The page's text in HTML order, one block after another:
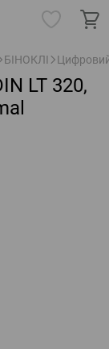
БІНОКЛІ
LT 320,